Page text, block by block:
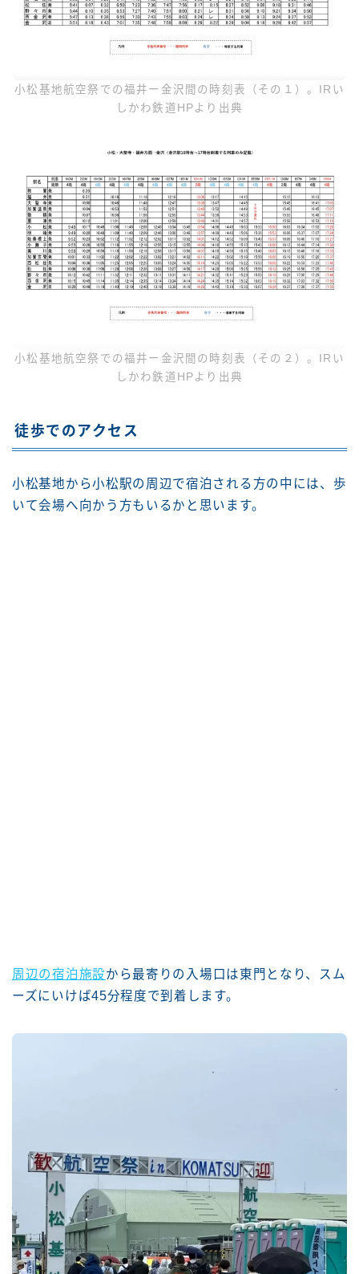
小松基地航空祭での福井ー金沢間の時刻表（その１）。IRい
しかわ鉄道HPより出典
小松基地航空祭での福井ー金沢間の時刻表（その２）。IRい
しかわ鉄道HPより出典
徒歩でのアクセス
小松基地から小松駅の周辺で宿泊される方の中には、歩
いて会場へ向かう方もいるかと思います。
周辺の宿泊施設から最寄りの入場口は東門となり、スム
ーズにいけば45分程度で到着します。